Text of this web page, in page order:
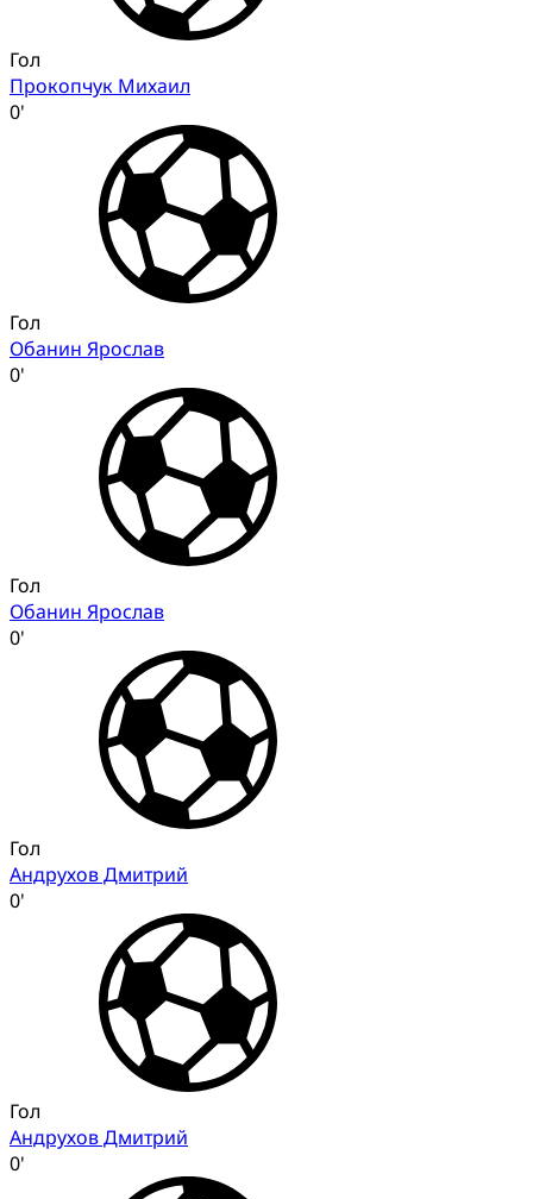
Гол
Прокопчук Михаил
0'
Гол
Обанин Ярослав
0'
Гол
Обанин Ярослав
0'
Гол
Андрухов Дмитрий
0'
Гол
Андрухов Дмитрий
0'